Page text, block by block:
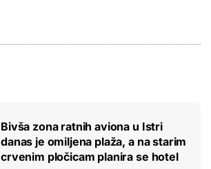
Bivša zona ratnih aviona u Istri
danas je omiljena plaža, a na starim
crvenim pločicam planira se hotel